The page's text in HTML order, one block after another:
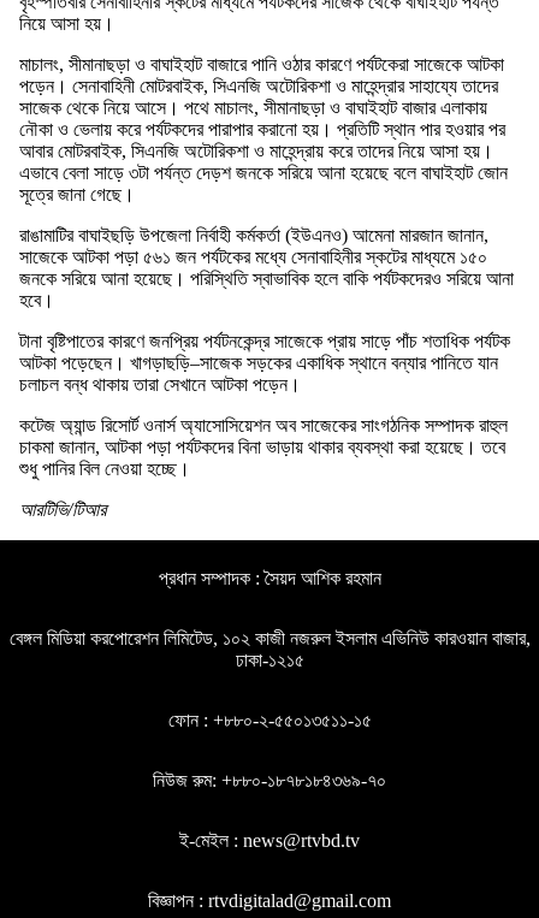
নিয়ে আসা হয়।
মাচালং, সীমানাছড়া ও বাঘাইহাট বাজারে পানি ওঠার কারণে পর্যটকেরা সাজেকে আটকা
পড়েন। সেনাবাহিনী মোটরবাইক, সিএনজি অটোরিকশা ও মাহেন্দ্রার সাহায্যে তাদের
সাজেক থেকে নিয়ে আসে। পথে মাচালং, সীমানাছড়া ও বাঘাইহাট বাজার এলাকায়
নৌকা ও ভেলায় করে পর্যটকদের পারাপার করানো হয়। প্রতিটি স্থান পার হওয়ার পর
আবার মোটরবাইক, সিএনজি অটোরিকশা ও মাহেন্দ্রায় করে তাদের নিয়ে আসা হয়।
এভাবে বেলা সাড়ে ৩টা পর্যন্ত দেড়শ জনকে সরিয়ে আনা হয়েছে বলে বাঘাইহাট জোন
সূত্রে জানা গেছে।
রাঙামাটির বাঘাইছড়ি উপজেলা নির্বাহী কর্মকর্তা (ইউএনও) আমেনা মারজান জানান,
সাজেকে আটকা পড়া ৫৬১ জন পর্যটকের মধ্যে সেনাবাহিনীর স্কটের মাধ্যমে ১৫০
জনকে সরিয়ে আনা হয়েছে। পরিস্থিতি স্বাভাবিক হলে বাকি পর্যটকদেরও সরিয়ে আনা
হবে।
টানা বৃষ্টিপাতের কারণে জনপ্রিয় পর্যটনকেন্দ্র সাজেকে প্রায় সাড়ে পাঁচ শতাধিক পর্যটক
আটকা পড়েছেন। খাগড়াছড়ি–সাজেক সড়কের একাধিক স্থানে বন্যার পানিতে যান
চলাচল বন্ধ থাকায় তারা সেখানে আটকা পড়েন।
কটেজ অ্যান্ড রিসোর্ট ওনার্স অ্যাসোসিয়েশন অব সাজেকের সাংগঠনিক সম্পাদক রাহুল
চাকমা জানান, আটকা পড়া পর্যটকদের বিনা ভাড়ায় থাকার ব্যবস্থা করা হয়েছে। তবে
শুধু পানির বিল নেওয়া হচ্ছে।
আরটিভি/টিআর
প্রধান সম্পাদক : সৈয়দ আশিক রহমান
বেঙ্গল মিডিয়া করপোরেশন লিমিটেড, ১০২ কাজী নজরুল ইসলাম এভিনিউ কারওয়ান বাজার,
ঢাকা-১২১৫
ফোন : +৮৮০-২-৫৫০১৩৫১১-১৫
নিউজ রুম: +৮৮০-১৮৭৮১৮৪৩৬৯-৭০
ই-মেইল : news@rtvbd.tv
বিজ্ঞাপন : rtvdigitalad@gmail.com